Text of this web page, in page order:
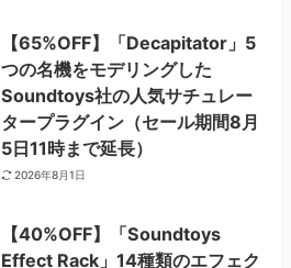
【65%OFF】「Decapitator」5
つの名機をモデリングした
Soundtoys社の人気サチュレー
タープラグイン（セール期間8月
5日11時まで延長）
2026年8月1日
【40%OFF】「Soundtoys
Effect Rack」14種類のエフェク